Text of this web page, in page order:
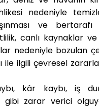
nedeniyle
ve
canlı kaynaklar
nedeniyle bozulan
ile ilgili çevresel
kâr kaybı, iş
gibi zarar verici